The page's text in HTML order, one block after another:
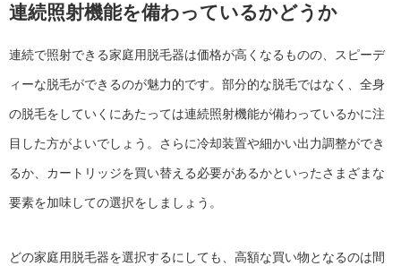
連続照射機能を備わっているかどうか
連続で照射できる家庭用脱毛器は価格が高くなるものの、スピーデ
ィーな脱毛ができるのが魅力的です。部分的な脱毛ではなく、全身
の脱毛をしていくにあたっては連続照射機能が備わっているかに注
目した方がよいでしょう。さらに冷却装置や細かい出力調整ができ
るか、カートリッジを買い替える必要があるかといったさまざまな
要素を加味しての選択をしましょう。
どの家庭用脱毛器を選択するにしても、高額な買い物となるのは間